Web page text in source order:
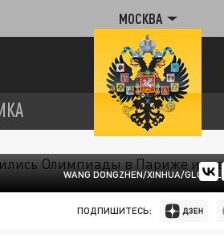
МОСКВА
WANG DONGZHEN/XINHUA/
ПОДПИШИТЕСЬ: